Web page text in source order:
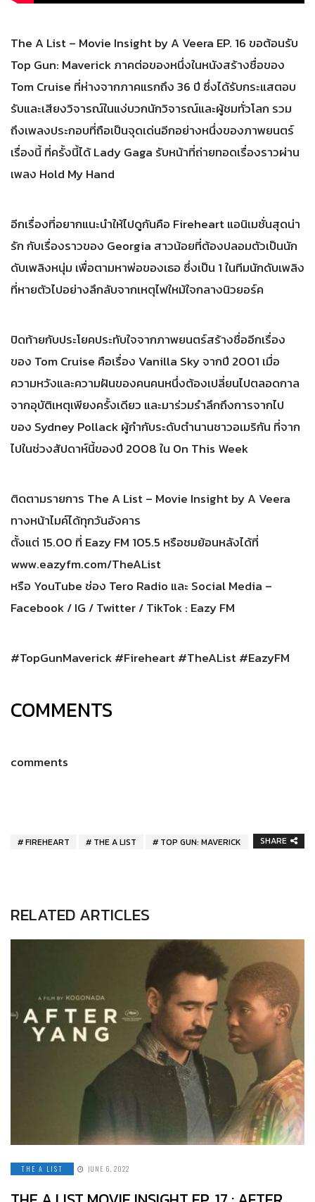
The A List – Movie Insight by A Veera EP. 16 ขอต้อนรับ
Top Gun: Maverick ภาคต่อของหนึ่งในหนังสร้างชื่อของ
Tom Cruise ที่ห่างจากภาคแรกถึง 36 ปี ซึ่งได้รับกระแสตอบ
รับและเสียงวิจารณ์ในแง่บวกนักวิจารณ์และผู้ชมทั่วโลก รวม
ถึงเพลงประกอบที่ถือเป็นจุดเด่นอีกอย่างหนึ่งของภาพยนตร์
เรื่องนี้ ที่ครั้งนี้ได้ Lady Gaga รับหน้าที่ถ่ายทอดเรื่องราวผ่าน
เพลง Hold My Hand
อีกเรื่องที่อยากแนะนำให้ไปดูกันคือ Fireheart แอนิเมชั่นสุดน่า
รัก กับเรื่องราวของ Georgia สาวน้อยที่ต้องปลอมตัวเป็นนัก
ดับเพลิงหนุ่ม เพื่อตามหาพ่อของเธอ ซึ่งเป็น 1 ในทีมนักดับเพลิง
ที่หายตัวไปอย่างลึกลับจากเหตุไฟใหม้ใจกลางนิวยอร์ค
ปิดท้ายกับประโยคประทับใจจากภาพยนตร์สร้างชื่ออีกเรื่อง
ของ Tom Cruise คือเรื่อง Vanilla Sky จากปี 2001 เมื่อ
ความหวังและความฝันของคนคนหนึ่งต้องเปลี่ยนไปตลอดกาล
จากอุบัติเหตุเพียงครั้งเดียว และมาร่วมรำลึกถึงการจากไป
ของ Sydney Pollack ผู้กำกับระดับตำนานชาวอเมริกัน ที่จาก
ไปในช่วงสัปดาห์นี้ของปี 2008 ใน On This Week
ติดตามรายการ The A List – Movie Insight by A Veera
ทางหน้าไมค์ได้ทุกวันอังคาร
ตั้งแต่ 15.00 ที่ Eazy FM 105.5 หรือชมย้อนหลังได้ที่
www.eazyfm.com/TheAList
หรือ YouTube ช่อง Tero Radio และ Social Media –
Facebook / IG / Twitter / TikTok : Eazy FM
#TopGunMaverick #Fireheart #TheAList #EazyFM
COMMENTS
comments
FIREHEART THE A LIST TOP GUN: MAVERICK SHARE
RELATED ARTICLES
THE A LIST JUNE 6, 2022